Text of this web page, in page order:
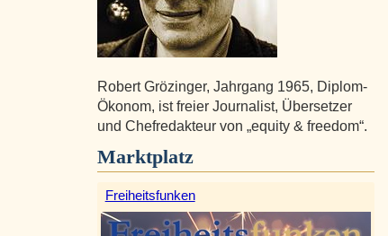
Robert Grözinger, Jahrgang 1965, Diplom-
Ökonom, ist freier Journalist, Übersetzer
und Chefredakteur von „equity & freedom“.
Marktplatz
Freiheitsfunken